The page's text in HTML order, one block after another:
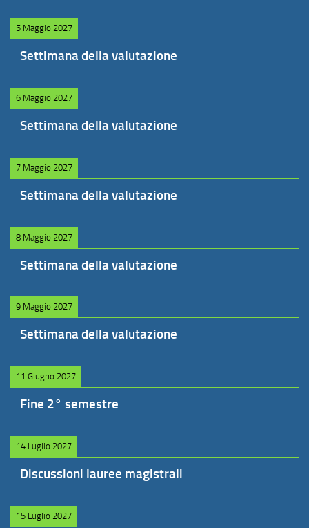
5 Maggio 2027
Settimana della valutazione
6 Maggio 2027
Settimana della valutazione
7 Maggio 2027
Settimana della valutazione
8 Maggio 2027
Settimana della valutazione
9 Maggio 2027
Settimana della valutazione
11 Giugno 2027
Fine 2° semestre
14 Luglio 2027
Discussioni lauree magistrali
15 Luglio 2027